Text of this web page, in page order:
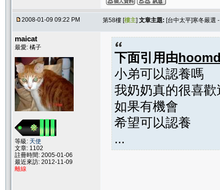
2008-01-09 09:22 PM 第58樓 [樓主] 文章主題: [台中太平]寒冬嚴選
maicat
最愛: 橘子
等級: 天使
文章: 1102
註冊時間: 2005-01-06
最近來訪: 2012-11-09
離線
下面引用由
小弟可以認養嗎
我奶奶真的很喜
如果有機會
希望可以認養
...